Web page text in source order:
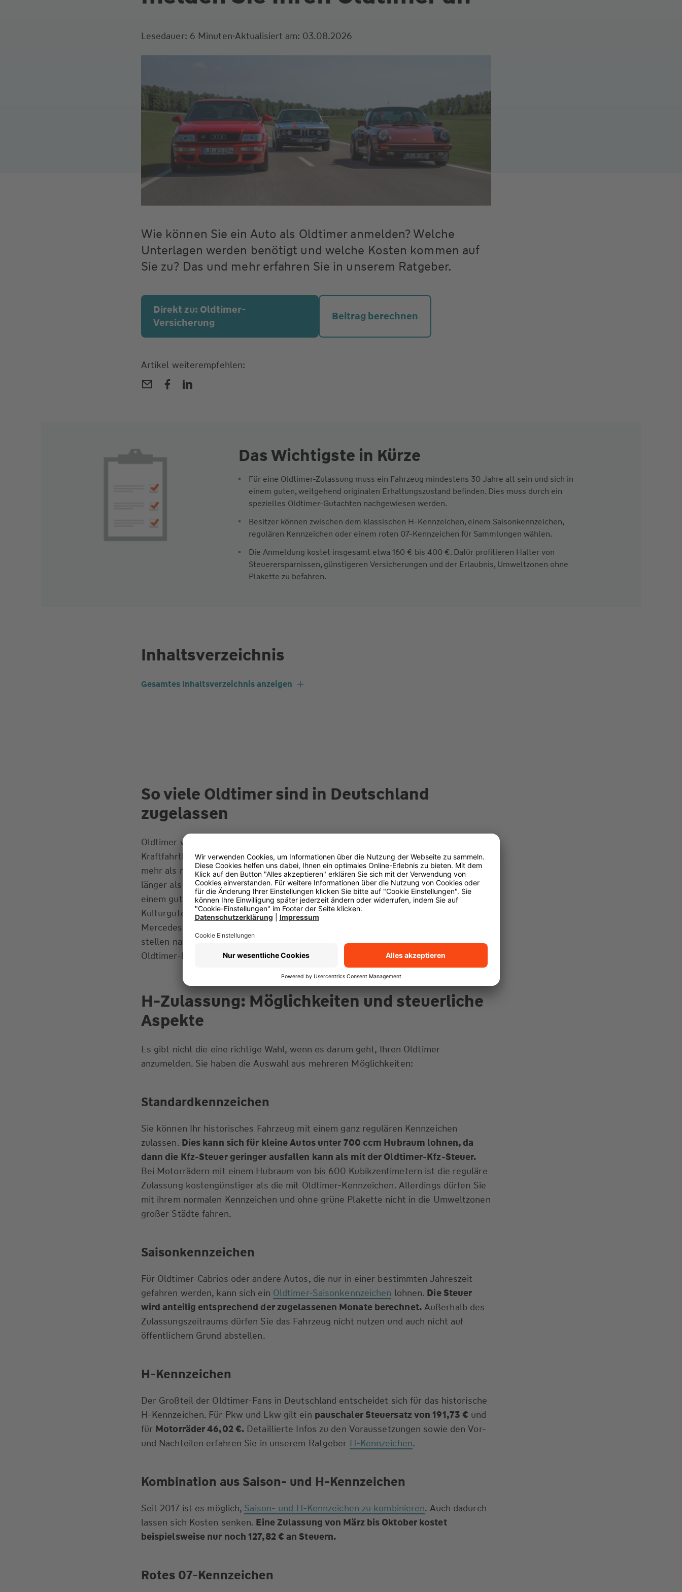
Lesedauer: 6 Minuten·Aktualisiert am: 03.08.2026
Wie können Sie ein Auto als Oldtimer anmelden? Welche
Unterlagen werden benötigt und welche Kosten kommen auf
Sie zu? Das und mehr erfahren Sie in unserem Ratgeber.
Direkt zu: Oldtimer-
Versicherung
Beitrag berechnen
Artikel weiterempfehlen:
Das Wichtigste in Kürze
Für eine Oldtimer-Zulassung muss ein Fahrzeug mindestens 30 Jahre alt sein und sich in
einem guten, weitgehend originalen Erhaltungszustand befinden. Dies muss durch ein
spezielles Oldtimer-Gutachten nachgewiesen werden.
Besitzer können zwischen dem klassischen H-Kennzeichen, einem Saisonkennzeichen,
regulären Kennzeichen oder einem roten 07-Kennzeichen für Sammlungen wählen.
Die Anmeldung kostet insgesamt etwa 160 € bis 400 €. Dafür profitieren Halter von
Steuerersparnissen, günstigeren Versicherungen und der Erlaubnis, Umweltzonen ohne
Plakette zu befahren.
Inhaltsverzeichnis
Gesamtes Inhaltsverzeichnis anzeigen
So viele Oldtimer sind in Deutschland
zugelassen
Oldtimer werden immer beliebter: Zum 1. Januar 2023 waren laut
Kraftfahrtbundesamt 793.589 Oldtimer in Deutschland zugelassen. Das sind 8,4 %
mehr als noch im Jahr davor. Dazu zählen Kraftfahrzeuge, deren Erstzulassung
länger als 30 Jahre her ist, die weitestgehend dem Originalzustand entsprechen, in
einem guten Erhaltungszustand sind und zur Pflege des „kraftfahrzeugtechnischen
Kulturgutes“ dienen. Zu den beliebtesten Modellen in Deutschland gehören der
Mercedes W123, VW Käfer und Bus sowie der Mercedes SL. Den größten Anteil
stellen natürlich die Oldtimer-Pkw, doch auch die Zulassungen von Oldtimer-LKWs,
Oldtimer-Motorrädern und Sonderfahrzeugen steigen jährlich an.
H-Zulassung: Möglichkeiten und steuerliche
Aspekte
Es gibt nicht die eine richtige Wahl, wenn es darum geht, Ihren Oldtimer
anzumelden. Sie haben die Auswahl aus mehreren Möglichkeiten:
Standardkennzeichen
Sie können Ihr historisches Fahrzeug mit einem ganz regulären Kennzeichen
zulassen. Dies kann sich für kleine Autos unter 700 ccm Hubraum lohnen, da
dann die Kfz-Steuer geringer ausfallen kann als mit der Oldtimer-Kfz-Steuer.
Bei Motorrädern mit einem Hubraum von bis 600 Kubikzentimetern ist die reguläre
Zulassung kostengünstiger als die mit Oldtimer-Kennzeichen. Allerdings dürfen Sie
mit ihrem normalen Kennzeichen und ohne grüne Plakette nicht in die Umweltzonen
großer Städte fahren.
Saisonkennzeichen
Für Oldtimer-Cabrios oder andere Autos, die nur in einer bestimmten Jahreszeit
gefahren werden, kann sich ein Oldtimer-Saisonkennzeichen lohnen. Die Steuer
wird anteilig entsprechend der zugelassenen Monate berechnet.Außerhalb des
Zulassungszeitraums dürfen Sie das Fahrzeug nicht nutzen und auch nicht auf
öffentlichem Grund abstellen.
H-Kennzeichen
Der Großteil der Oldtimer-Fans in Deutschland entscheidet sich für das historische
H-Kennzeichen. Für Pkw und Lkw gilt ein pauschaler Steuersatz von 191,73 € und
für Motorräder 46,02 €. Detaillierte Infos zu den Voraussetzungen sowie den Vor-
und Nachteilen erfahren Sie in unserem Ratgeber H-Kennzeichen.
Kombination aus Saison- und H-Kennzeichen
Seit 2017 ist es möglich, Saison- und H-Kennzeichen zu kombinieren. Auch dadurch
lassen sich Kosten senken. Eine Zulassung von März bis Oktober kostet
beispielsweise nur noch 127,82 € an Steuern.
Rotes 07-Kennzeichen